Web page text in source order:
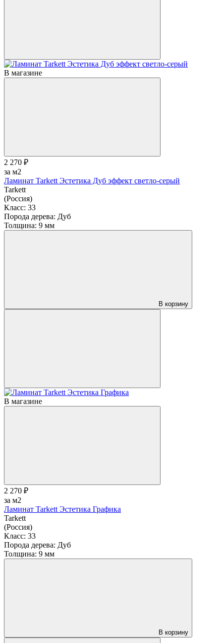
В магазине
2 270 ₽
за м2
Ламинат Tarkett Эстетика Дуб эффект светло-серый
Tarkett
(Россия)
Класс: 33
Порода дерева: Дуб
Толщина: 9 мм
В корзину
В магазине
2 270 ₽
за м2
Ламинат Tarkett Эстетика Графика
Tarkett
(Россия)
Класс: 33
Порода дерева: Дуб
Толщина: 9 мм
В корзину